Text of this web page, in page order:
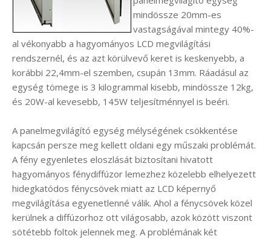
mindössze 20mm-es
vastagságával mintegy 40%-
al vékonyabb a hagyományos LCD megvilágítási
rendszernél, és az azt körülvevő keret is keskenyebb, a
korábbi 22,4mm-el szemben, csupán 13mm. Ráadásul az
egység tömege is 3 kilogrammal kisebb, mindössze 12kg,
és 20W-al kevesebb, 145W teljesítménnyel is beéri.
A panelmegvilágító egység mélységének csökkentése
kapcsán persze meg kellett oldani egy műszaki problémát.
A fény egyenletes eloszlását biztosítani hivatott
hagyományos fénydiffúzor lemezhez közelebb elhelyezett
hidegkatódos fénycsövek miatt az LCD képernyő
megvilágítása egyenetlenné válik. Ahol a fénycsövek közel
kerülnek a diffúzorhoz ott világosabb, azok között viszont
sötétebb foltok jelennek meg. A problémának két